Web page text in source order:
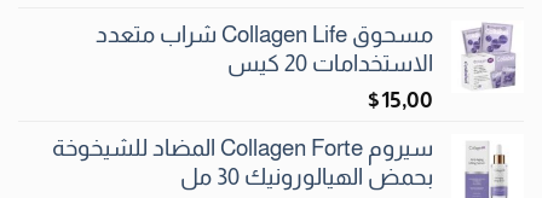
مسحوق Collagen Life شراب متعدد
الاستخدامات 20 كيس
$
15٫00
سيروم Collagen Forte المضاد للشيخوخة
بحمض الهيالورونيك 30 مل